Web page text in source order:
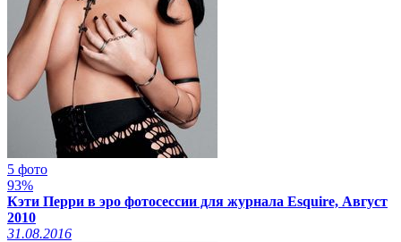
5 фото
93%
Кэти Перри в эро фотосессии для журнала Esquire, Август
2010
31.08.2016